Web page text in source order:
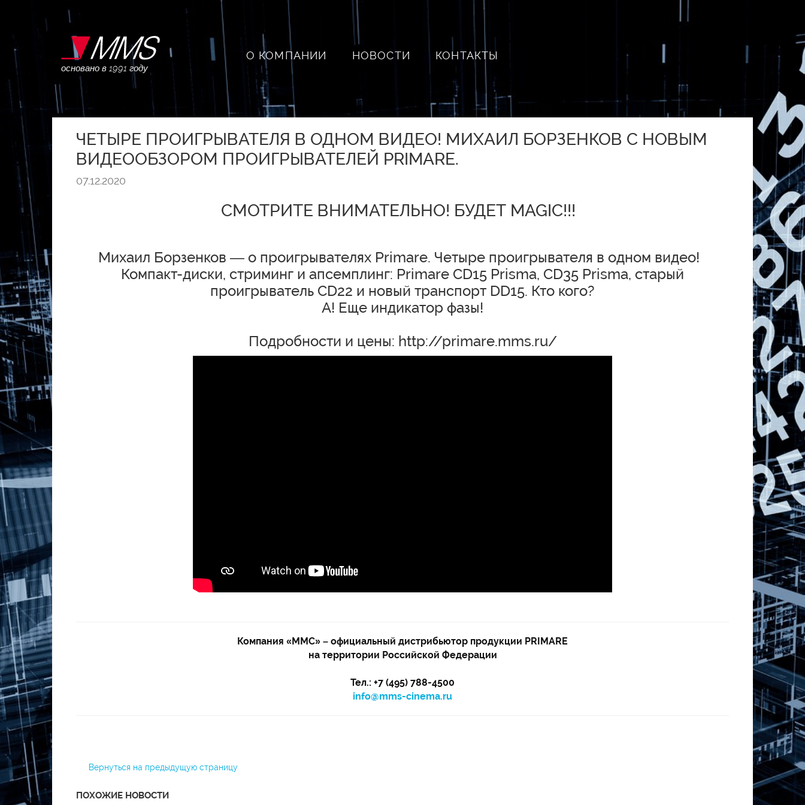
основано в 1991 году
О КОМПАНИИ НОВОСТИ КОНТАКТЫ
ЧЕТЫРЕ ПРОИГРЫВАТЕЛЯ В ОДНОМ ВИДЕО! МИХАИЛ БОРЗЕНКОВ С НОВЫМ
ВИДЕООБЗОРОМ ПРОИГРЫВАТЕЛЕЙ PRIMARE.
07.12.2020
СМОТРИТЕ ВНИМАТЕЛЬНО! БУДЕТ MAGIC!!!
Михаил Борзенков — о проигрывателях Primare. Четыре проигрывателя в одном видео!
Компакт-диски, стриминг и апсемплинг: Primare CD15 Prisma, CD35 Prisma, старый
проигрыватель CD22 и новый транспорт DD15. Кто кого?
А! Еще индикатор фазы!
Подробности и цены: http://primare.mms.ru/
Компания «ММС» – официальный дистрибьютор продукции PRIMARE
на территории Российской Федерации
Тел.: +7 (495) 788-4500
info@mms-cinema.ru
Вернуться на предыдущую страницу
ПОХОЖИЕ НОВОСТИ